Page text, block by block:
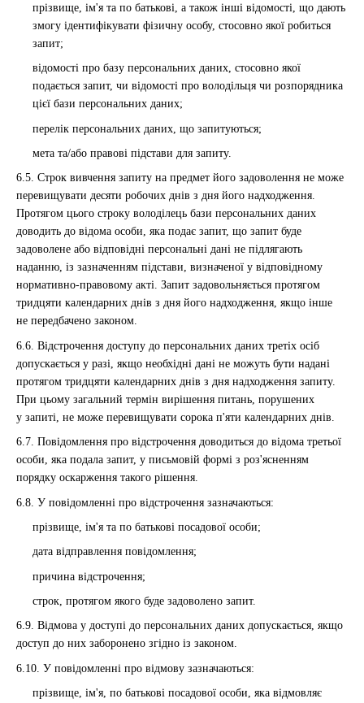
прізвище, ім'я та по батькові, а також інші відомості, що дають
змогу ідентифікувати фізичну особу, стосовно якої робиться
запит;
відомості про базу персональних даних, стосовно якої
подається запит, чи відомості про володільця чи розпорядника
цієї бази персональних даних;
перелік персональних даних, що запитуються;
мета та/або правові підстави для запиту.
6.5. Строк вивчення запиту на предмет його задоволення не може
перевищувати десяти робочих днів з дня його надходження.
Протягом цього строку володілець бази персональних даних
доводить до відома особи, яка подає запит, що запит буде
задоволене або відповідні персональні дані не підлягають
наданню, із зазначенням підстави, визначеної у відповідному
нормативно-правовому акті. Запит задовольняється протягом
тридцяти календарних днів з дня його надходження, якщо інше
не передбачено законом.
6.6. Відстрочення доступу до персональних даних третіх осіб
допускається у разі, якщо необхідні дані не можуть бути надані
протягом тридцяти календарних днів з дня надходження запиту.
При цьому загальний термін вирішення питань, порушених
у запиті, не може перевищувати сорока п'яти календарних днів.
6.7. Повідомлення про відстрочення доводиться до відома третьої
особи, яка подала запит, у письмовій формі з роз'ясненням
порядку оскарження такого рішення.
6.8. У повідомленні про відстрочення зазначаються:
прізвище, ім'я та по батькові посадової особи;
дата відправлення повідомлення;
причина відстрочення;
строк, протягом якого буде задоволено запит.
6.9. Відмова у доступі до персональних даних допускається, якщо
доступ до них заборонено згідно із законом.
6.10. У повідомленні про відмову зазначаються:
прізвище, ім'я, по батькові посадової особи, яка відмовляє